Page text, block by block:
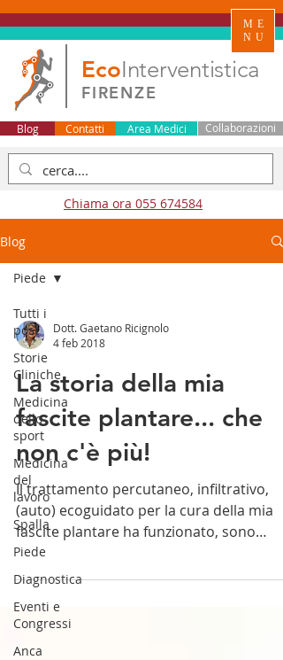
EcoInterventistica
FIRENZE
Collaborazioni
Area Medici
Contatti
Blog
Chiama ora 055 674584
ME
NU
Blog
Tutti i
post
Storie
Cliniche
Medicina
dello
sport
Medicina
del
lavoro
Spalla
Piede
Diagnostica
Eventi e
Congressi
Anca
Piede
Dott. Gaetano Ricignolo
4 feb 2018
La storia della mia
fascite plantare... che
non c'è più!
Il trattamento percutaneo, infiltrativo,
(auto) ecoguidato per la cura della mia
fascite plantare ha funzionato, sono
guarito